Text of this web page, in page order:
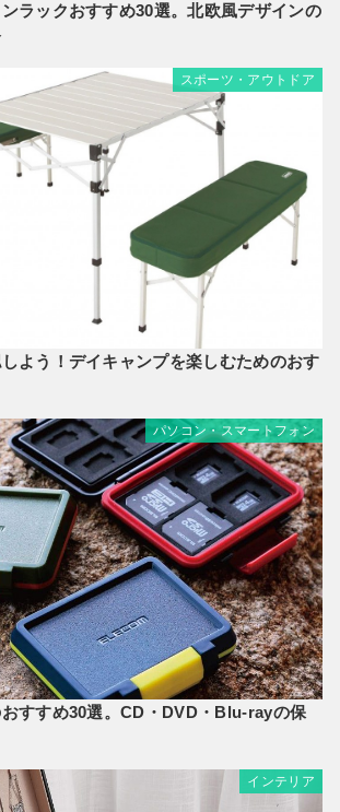
ラックおすすめ30選。北欧風デザインの
スポーツ・アウトドア
よう！デイキャンプを楽しむためのおす
パソコン・スマートフォン
すすめ30選。CD・DVD・Blu-rayの保
インテリア